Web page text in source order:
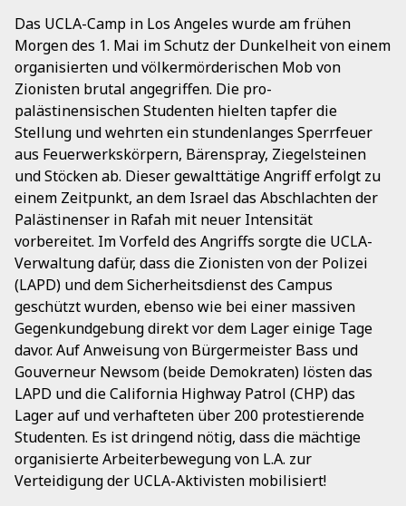
Das UCLA-Camp in Los Angeles wurde am frühen
Morgen des 1. Mai im Schutz der Dunkelheit von einem
organisierten und völkermörderischen Mob von
Zionisten brutal angegriffen. Die pro-
palästinensischen Studenten hielten tapfer die
Stellung und wehrten ein stundenlanges Sperrfeuer
aus Feuerwerkskörpern, Bärenspray, Ziegelsteinen
und Stöcken ab. Dieser gewalttätige Angriff erfolgt zu
einem Zeitpunkt, an dem Israel das Abschlachten der
Palästinenser in Rafah mit neuer Intensität
vorbereitet. Im Vorfeld des Angriffs sorgte die UCLA-
Verwaltung dafür, dass die Zionisten von der Polizei
(LAPD) und dem Sicherheitsdienst des Campus
geschützt wurden, ebenso wie bei einer massiven
Gegenkundgebung direkt vor dem Lager einige Tage
davor. Auf Anweisung von Bürgermeister Bass und
Gouverneur Newsom (beide Demokraten) lösten das
LAPD und die California Highway Patrol (CHP) das
Lager auf und verhafteten über 200 protestierende
Studenten. Es ist dringend nötig, dass die mächtige
organisierte Arbeiterbewegung von L.A. zur
Verteidigung der UCLA-Aktivisten mobilisiert!